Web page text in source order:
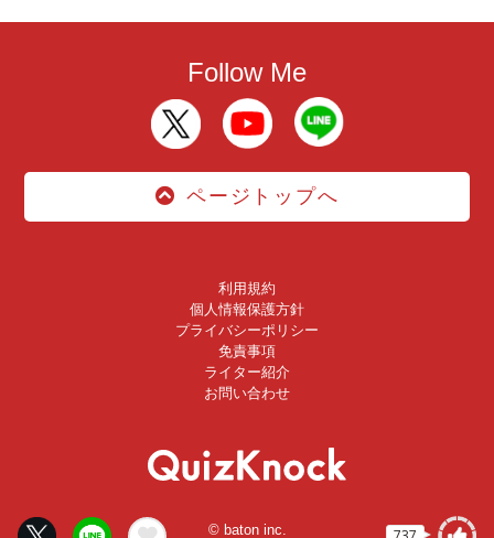
Follow Me
ページトップへ
利用規約
個人情報保護方針
プライバシーポリシー
免責事項
ライター紹介
お問い合わせ
© baton inc.